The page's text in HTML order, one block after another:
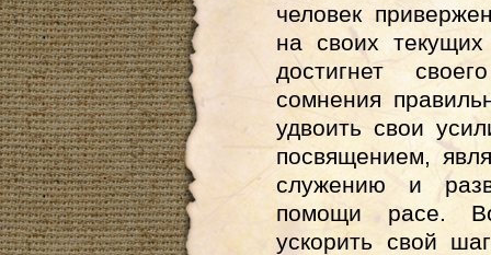
человек
на своих
достигнет
сомнения
удвоить свои
посвящением,
служению и
помощи расе.
ускорить свой